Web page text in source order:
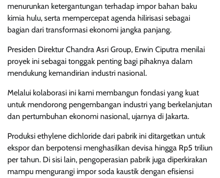
menurunkan ketergantungan terhadap impor bahan baku
kimia hulu, serta mempercepat agenda hilirisasi sebagai
bagian dari transformasi ekonomi jangka panjang.
Presiden Direktur Chandra Asri Group, Erwin Ciputra menilai
proyek ini sebagai tonggak penting bagi pihaknya dalam
mendukung kemandirian industri nasional.
Melalui kolaborasi ini kami membangun fondasi yang kuat
untuk mendorong pengembangan industri yang berkelanjutan
dan pertumbuhan ekonomi nasional, ujarnya di Jakarta.
Produksi ethylene dichloride dari pabrik ini ditargetkan untuk
ekspor dan berpotensi menghasilkan devisa hingga Rp5 triliun
per tahun. Di sisi lain, pengoperasian pabrik juga diperkirakan
mampu mengurangi impor soda kaustik dengan efisiensi